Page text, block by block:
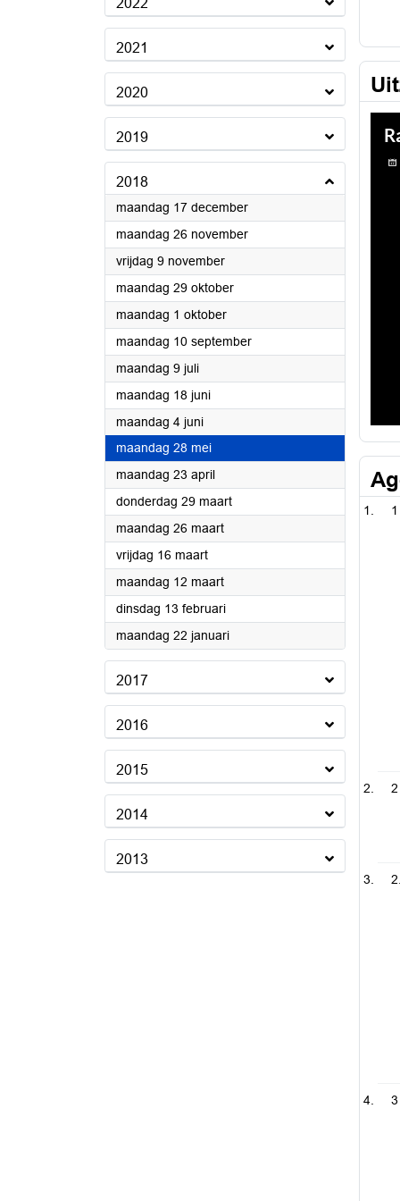
2022
2021
2020
2019
2018
maandag 17 december2018
maandag 26 november2018
vrijdag 9 november2018
maandag 29 oktober2018
maandag 1 oktober2018
maandag 10 september2018
maandag 9 juli2018
maandag 18 juni2018
maandag 4 juni2018
maandag 28 mei2018
maandag 23 april2018
donderdag 29 maart2018
maandag 26 maart2018
vrijdag 16 maart2018
maandag 12 maart2018
dinsdag 13 februari2018
maandag 22 januari2018
2017
2016
2015
2014
2013
1
2
3